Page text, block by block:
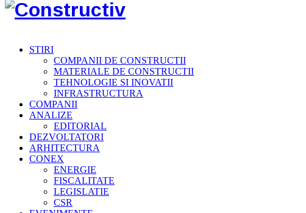
STIRI
COMPANII DE CONSTRUCTII
MATERIALE DE CONSTRUCTII
TEHNOLOGIE SI INOVATII
INFRASTRUCTURA
COMPANII
ANALIZE
EDITORIAL
DEZVOLTATORI
ARHITECTURA
CONEX
ENERGIE
FISCALITATE
LEGISLATIE
CSR